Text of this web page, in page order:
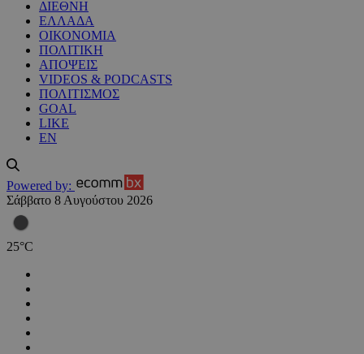
ΔΙΕΘΝΗ
ΕΛΛΑΔΑ
ΟΙΚΟΝΟΜΙΑ
ΠΟΛΙΤΙΚΗ
ΑΠΟΨΕΙΣ
VIDEOS & PODCASTS
ΠΟΛΙΤΙΣΜΟΣ
GOAL
LIKE
EN
Powered by:
Σάββατο 8 Αυγούστου 2026
25°C